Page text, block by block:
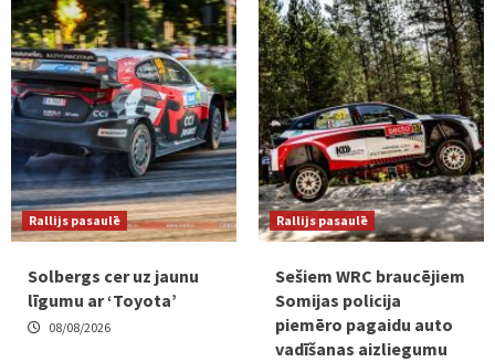
Rallijs pasaulē
Solbergs cer uz jaunu
līgumu ar ‘Toyota’
08/08/2026
Rallijs pasaulē
Sešiem WRC braucējiem
Somijas policija
piemēro pagaidu auto
vadīšanas aizliegumu